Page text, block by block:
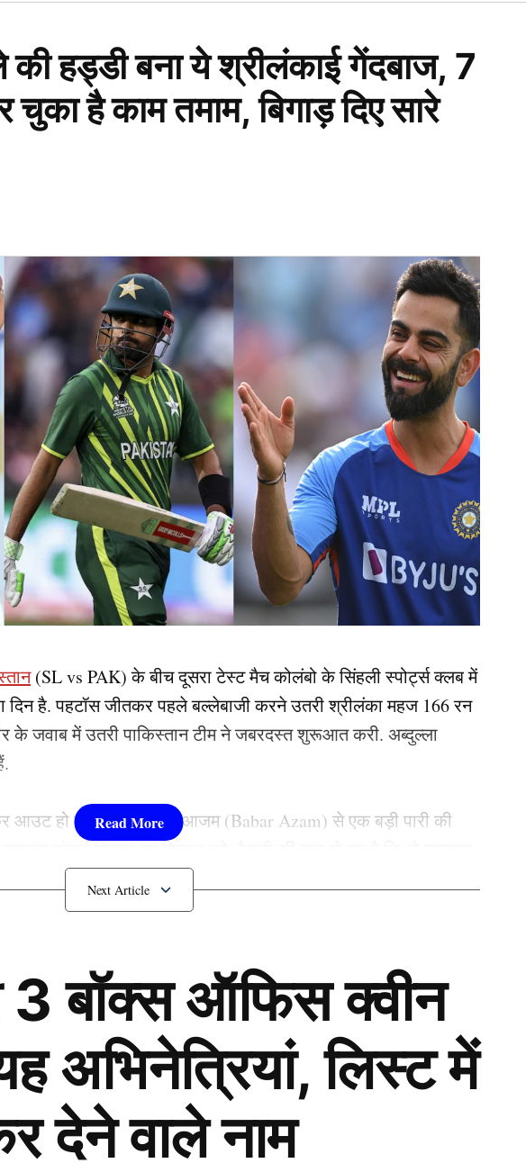
Open
हड्डी बना ये श्रीलंकाई गेंदबाज, 7
चुका है काम तमाम, बिगाड़ दिए सारे
(SL vs PAK) के बीच दूसरा टेस्ट मैच कोलंबो के सिंहली स्पोर्ट्स क्लब में
दिन है. पहटॉस जीतकर पहले बल्लेबाजी करने उतरी श्रीलंका महज 166 रन
के जवाब में उतरी पाकिस्तान टीम ने जबरदस्त शुरूआत करी. अब्दुल्ला
आउट हो गए. कप्तान बाबर आजम (Babar Azam) से एक बड़ी पारी की
लंकाई स्पिनर का शिकार बने. हैरानी की बात तो यह है कि वो लगातार
7 पारियों में 6 बार वो इस गेंदबाज की फिरकी में फंसे हैं.
3 बॉक्स ऑफिस क्वीन
अभिनेत्रियां, लिस्ट में
देने वाले नाम